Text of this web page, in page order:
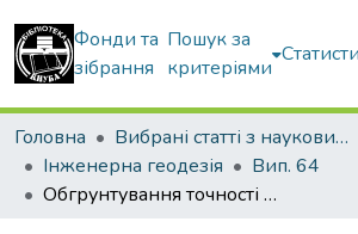
Фонди та
зібрання
Пошук за
критеріями
Головна
Вибрані статті з наукових збірників КНУБА
Інженерна геодезія
Вип. 64
Обгрунтування точності геодезичних робіт у висотному будівництві